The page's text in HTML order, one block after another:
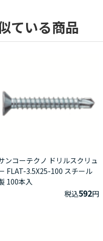
ている商品
ンコーテクノ ドリルスクリュ
FLAT-3.5X25-100 スチール
100本入
税込592円